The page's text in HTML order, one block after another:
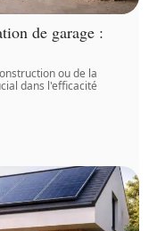
de garage :
ou de la
dans l'efficacité